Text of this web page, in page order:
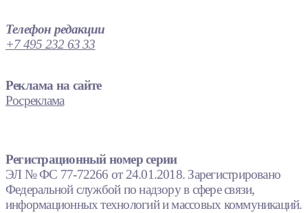
Телефон редакции
+7 495 232 63 33
Реклама на сайте
Росреклама
Регистрационный номер серии
ЭЛ № ФС 77-72266 от 24.01.2018. Зарегистрировано
Федеральной службой по надзору в сфере связи,
информационных технологий и массовых коммуникаций.